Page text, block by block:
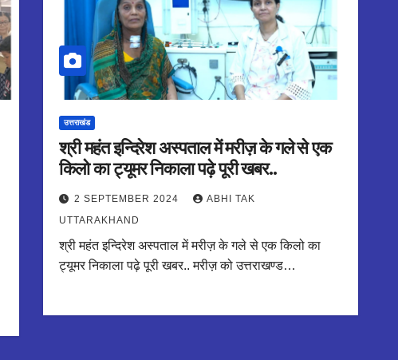
उत्तराखंड
श्री महंत इन्दिरेश अस्पताल में मरीज़ के गले से एक
किलो का ट्यूमर निकाला पढ़े पूरी खबर..
2 SEPTEMBER 2024
ABHI TAK
UTTARAKHAND
श्री महंत इन्दिरेश अस्पताल में मरीज़ के गले से एक किलो का
ट्यूमर निकाला पढ़े पूरी खबर.. मरीज़ को उत्तराखण्ड…